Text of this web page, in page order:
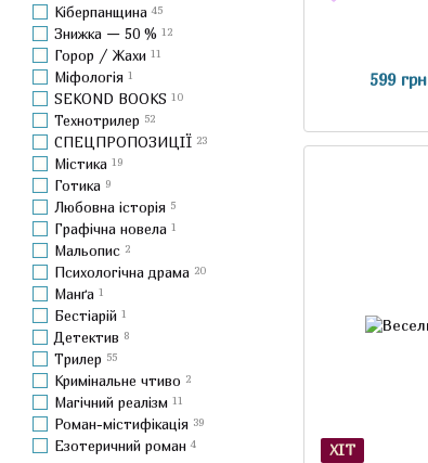
599 грн
ХІТ
Кіберпанщина 45
Знижка — 50 % 12
Горор / Жахи 11
Міфологія 1
SEKOND BOOKS 10
Технотрилер 52
СПЕЦПРОПОЗИЦІЇ 23
Містика 19
Готика 9
Любовна історія 5
Графічна новела 1
Мальопис 2
Психологічна драма 20
Манґа 1
Бестіарій 1
Детектив 8
Трилер 55
Кримінальне чтиво 2
Магічний реалізм 11
Роман-містифікація 39
Езотеричний роман 4